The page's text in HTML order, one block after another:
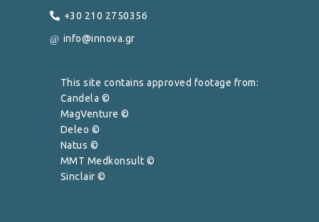
+30 210 2750356
info@innova.gr
This site contains approved footage from:
Candela ©
MagVenture ©
Deleo ©
Natus ©
MMT Medkonsult ©
Sinclair ©